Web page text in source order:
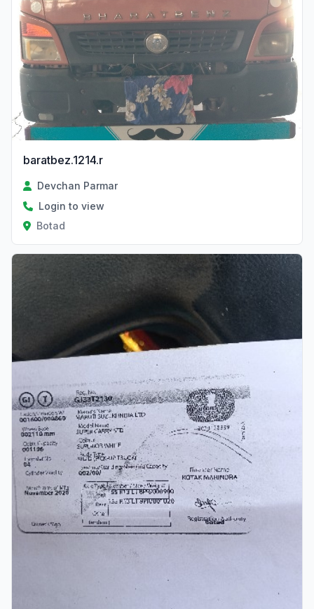
baratbez.1214.r
Devchan Parmar
Login to view
Botad